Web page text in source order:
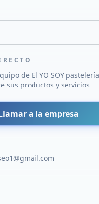
de El YO SOY pastelería
sus productos y servicios.
a la empresa